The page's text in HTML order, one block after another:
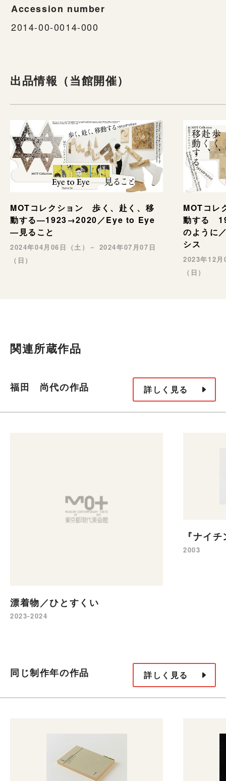
Accession number
2014-00-0014-000
出品情報（当館開催）
MOTコレクション 歩く、赴く、移
動する―1923→2020／Eye to Eye
—見ること
2024年04月06日（土）－ 2024年07月07日
（日）
MOTコレ
動する
のように
シス
2023年12
（日）
関連所蔵作品
福田 尚代の作品 詳しく見る
漂着物／ひとすくい
2023-2024
『ナイ
2003
同じ制作年の作品 詳しく見る